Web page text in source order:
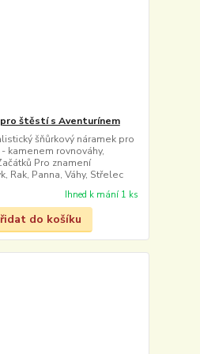
štěstí s Aventurínem
šňůrkový náramek pro
kamenem rovnováhy,
Pro znamení
Rak, Panna, Váhy, Střelec
Ihned k mání 1 ks
do košíku